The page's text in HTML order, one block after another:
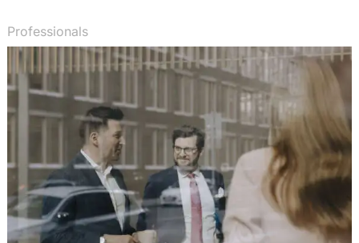
Professionals